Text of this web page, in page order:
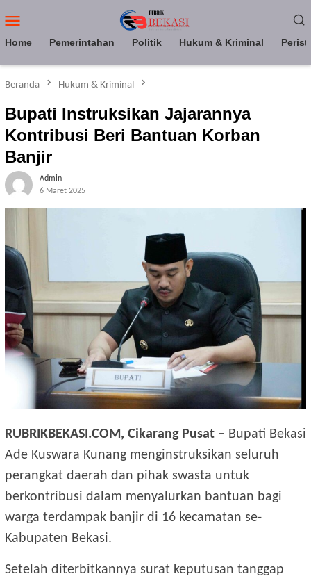
ke
Mobile
Home Pemerintahan Politik Hukum & Kriminal
Beranda Hukum & Kriminal
Bupati Instruksikan Jajarannya
Kontribusi Beri Bantuan Korban
Banjir
Admin
6 Maret 2025
RUBRIKBEKASI.COM, Cikarang Pusat – Bupati Bekasi
Ade Kuswara Kunang menginstruksikan seluruh
perangkat daerah dan pihak swasta untuk
berkontribusi dalam menyalurkan bantuan bagi
warga terdampak banjir di 16 kecamatan se-
Kabupaten Bekasi.
Setelah diterbitkannya surat keputusan tanggap